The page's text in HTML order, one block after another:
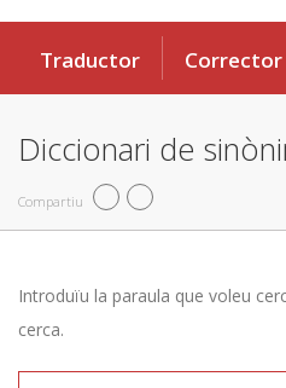
Traductor Corrector
Diccionari de
Compartiu
Introduïu la paraula que voleu
cerca.